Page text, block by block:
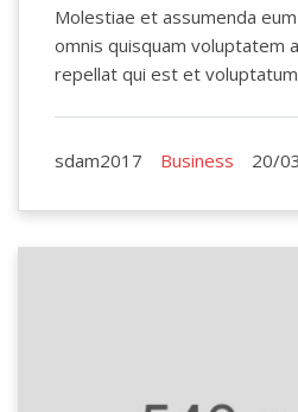
Molestiae et assumenda
omnis quisquam voluptatem
repellat qui est et voluptatum
sdam2017 Business 20/